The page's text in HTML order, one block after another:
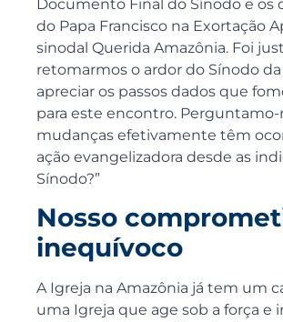
Documento Final do Sínodo e os
do Papa Francisco na Exortação
sinodal Querida Amazônia. Foi
retomarmos o ardor do Sínodo
apreciar os passos dados que
para este encontro. Perguntamo-
mudanças efetivamente têm
ação evangelizadora desde as
Sínodo?”
Nosso
inequívoco
A Igreja na Amazônia já tem um
uma Igreja que age sob a força e